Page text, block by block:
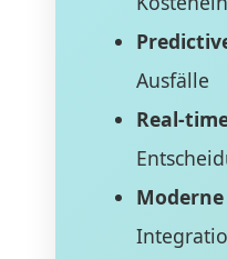
Ausfälle
Real-